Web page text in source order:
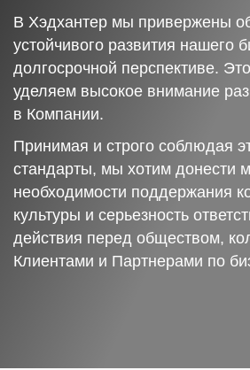
В Хэдхантер мы привержены
устойчивого развития нашего
долгосрочной перспективе.
уделяем высокое внимание
в Компании.
Принимая и строго соблюдая
стандарты, мы хотим донести
необходимости поддержания
культуры и серьезность
действия перед обществом,
Клиентами и Партнерами по